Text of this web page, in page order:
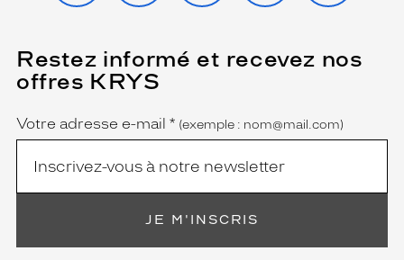
Restez informé et recevez nos
offres KRYS
Name
Votre adresse e-mail *
(Ce
champ
est
obligatoire)
(exemple : nom@mail.com)
JE M'INSCRIS